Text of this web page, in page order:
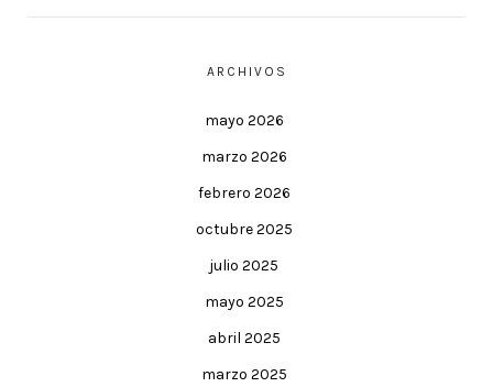
ARCHIVOS
mayo 2026
marzo 2026
febrero 2026
octubre 2025
julio 2025
mayo 2025
abril 2025
marzo 2025